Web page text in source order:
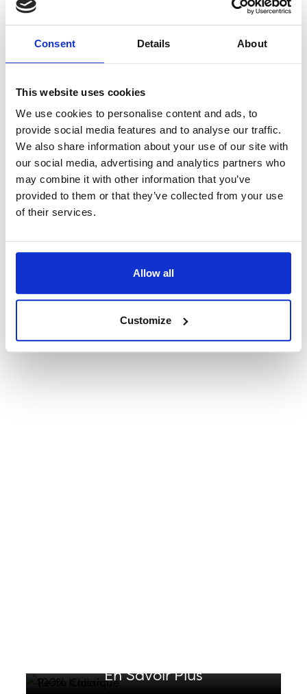
Consent Details About
This website uses cookies
We use cookies to personalise content and ads, to
provide social media features and to analyse our traffic.
We also share information about your use of our site with
our social media, advertising and analytics partners who
may combine it with other information that you’ve
provided to them or that they’ve collected from your use
of their services.
Allow all
Customize
PESTO DE TOMATES SÉCHÉES
Préparé avec de délicieuses
tomates séchées au soleil et de
l'huile d'olive extra vierge
En Savoir Plus
En Savoir Plus